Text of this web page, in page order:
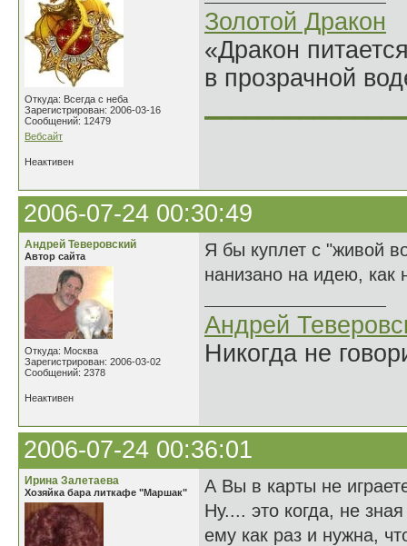
Откуда: Всегда с неба
Зарегистрирован: 2006-03-16
Сообщений: 12479
Вебсайт
Золотой Дракон
«Дракон
в прозрачной
Неактивен
2006-07-24 00:30:49
Андрей Теверовский
Автор сайта
Откуда: Москва
Зарегистрирован: 2006-03-02
Сообщений: 2378
Я бы куплет с "живой
нанизано на идею, как
Андрей
Никогда не
Неактивен
2006-07-24 00:36:01
Ирина Залетаева
Хозяйка бара литкафе "Маршак"
А Вы в карты не
Ну.... это когда, не
ему как раз и нужна,